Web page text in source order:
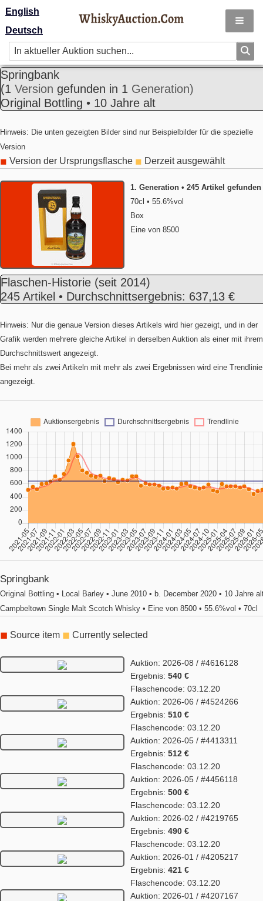
English
Deutsch
Springbank
(1 Version gefunden in 1 Generation)
Original Bottling • 10 Jahre alt
Hinweis: Die unten gezeigten Bilder sind nur Beispielbilder für die spezielle
Version
◼ Version der Ursprungsflasche ◼ Derzeit ausgewählt
1. Generation • 245 Artikel gefunden
70cl • 55.6%vol
Box
Eine von 8500
Flaschen-Historie (seit 2014)
245 Artikel • Durchschnittsergebnis: 637,13 €
Hinweis: Nur die genaue Version dieses Artikels wird hier gezeigt, und in der
Grafik werden mehrere gleiche Artikel in derselben Auktion als einer mit ihrem
Durchschnittswert angezeigt.
Bei mehr als zwei Artikeln mit mehr als zwei Ergebnissen wird eine Trendlinie
angezeigt.
Springbank
Original Bottling • Local Barley • June 2010 • b. December 2020 • 10 Jahre
Campbeltown Single Malt Scotch Whisky • Eine von 8500 • 55.6%vol • 70cl
◼ Source item ◼ Currently selected
Auktion: 2026-08 / #4616128
Ergebnis: 540 €
Flaschencode: 03.12.20
Auktion: 2026-06 / #4524266
Ergebnis: 510 €
Flaschencode: 03.12.20
Auktion: 2026-05 / #4413311
Ergebnis: 512 €
Flaschencode: 03.12.20
Auktion: 2026-05 / #4456118
Ergebnis: 500 €
Flaschencode: 03.12.20
Auktion: 2026-02 / #4219765
Ergebnis: 490 €
Flaschencode: 03.12.20
Auktion: 2026-01 / #4205217
Ergebnis: 421 €
Flaschencode: 03.12.20
Auktion: 2026-01 / #4207167